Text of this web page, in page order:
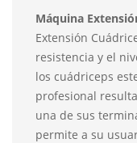
Máquina
Extensión
resistencia y el
los cuádriceps
profesional
una de sus
permite a su